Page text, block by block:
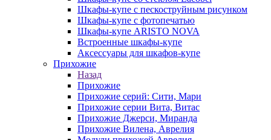
Шкафы-купе с пескоструйным рисунком
Шкафы-купе с фотопечатью
Шкафы-купе ARISTO NOVA
Встроенные шкафы-купе
Аксессуары для шкафов-купе
Прихожие
Назад
Прихожие
Прихожие серий: Сити, Мари
Прихожие серии Вита, Витас
Прихожие Джерси, Миранда
Прихожие Вилена, Аврелия